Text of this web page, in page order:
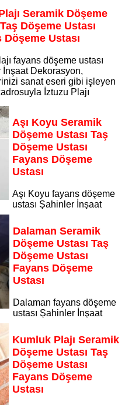
Seramik Döşeme
Döşeme Ustası
Döşeme Ustası
fayans döşeme ustası
İnşaat Dekorasyon,
sanat eseri gibi işleyen
İztuzu Plajı
Aşı Koyu Seramik
Döşeme Ustası Taş
Döşeme Ustası
Fayans Döşeme
Ustası
Aşı Koyu fayans döşeme
ustası Şahinler İnşaat
gibi işleyen uzman
hizmet sunuyor
Dalaman Seramik
Döşeme Ustası Taş
Döşeme Ustası
Fayans Döşeme
Ustası
Dalaman fayans döşeme
ustası Şahinler İnşaat
gibi işleyen uzman
hizmet sunuyor
Kumluk Plajı Seramik
Döşeme Ustası Taş
Döşeme Ustası
Fayans Döşeme
Ustası